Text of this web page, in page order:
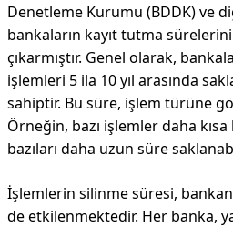
Denetleme Kurumu (BDDK) ve
bankaların kayıt tutma
çıkarmıştır. Genel olarak,
işlemleri 5 ila 10 yıl arasında
sahiptir. Bu süre, işlem türüne
Örneğin, bazı işlemler daha
bazıları daha uzun süre
İşlemlerin silinme süresi,
de etkilenmektedir. Her banka,